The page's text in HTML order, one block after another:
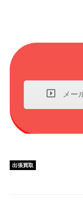
メー
出張買取